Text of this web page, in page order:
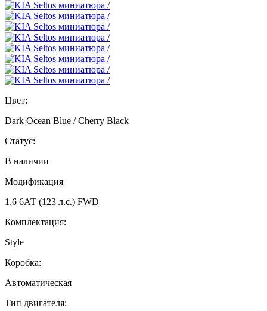
Цвет:
Dark Ocean Blue / Cherry Black
Статус:
В наличии
Модификация
1.6 6АТ (123 л.с.) FWD
Комплектация:
Style
Коробка:
Автоматическая
Тип двигателя: